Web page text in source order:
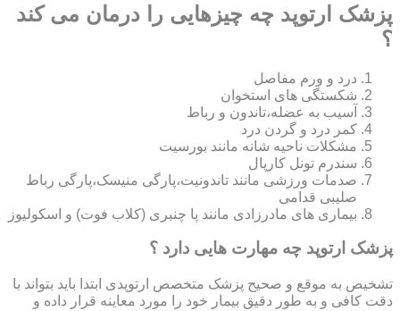
پزشک ارتوپد چه چیزهایی را درمان می کند
؟
درد و ورم مفاصل
شکستگی های استخوان
آسیب به عضله،تاندون و رباط
کمر درد و گردن درد
مشکلات ناحیه شانه مانند بورسیت
سندرم تونل کارپال
صدمات ورزشی مانند تاندونیت،پارگی منیسک،پارگی رباط
صلیبی قدامی
بیماری های مادرزادی مانند پا چنبری (کلاب فوت) و اسکولیوز
پزشک ارتوپد چه مهارت هایی دارد ؟
تشخیص به موقع و صحیح پزشک متخصص ارتوپدی ابتدا باید بتواند با
دقت کافی و به طور دقیق بیمار خود را مورد معاینه قرار داده و